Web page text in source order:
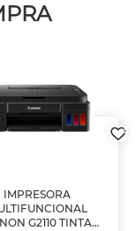
IMPRESORA
G2110 TINTA